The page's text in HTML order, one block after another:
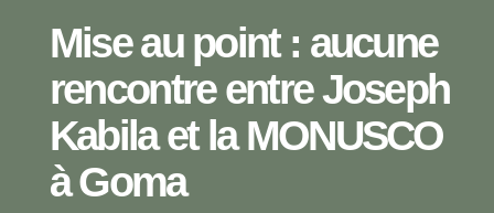
Mise au point : aucune
rencontre entre Joseph
Kabila et la MONUSCO
à Goma